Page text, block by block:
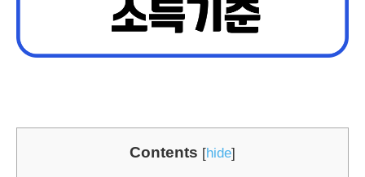
Contents [hide]